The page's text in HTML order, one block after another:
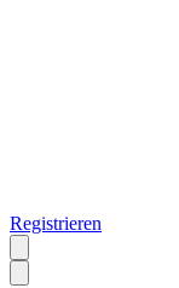
Registrieren